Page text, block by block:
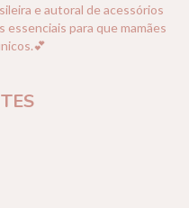
e autoral de acessórios
essenciais para que mamães